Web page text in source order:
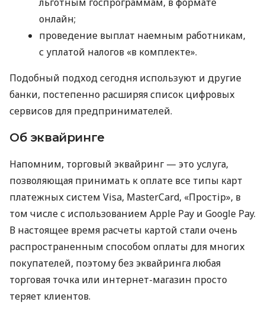
онлайн;
проведение выплат наемным работникам,
с уплатой налогов «в комплекте».
Подобный подход сегодня используют и другие
банки, постепенно расширяя список цифровых
сервисов для предпринимателей.
Об эквайринге
Напомним, торговый эквайринг — это услуга,
позволяющая принимать к оплате все типы карт
платежных систем Visa, MasterCard, «Простір», в
том числе с использованием Apple Pay и Google Pay.
В настоящее время расчеты картой стали очень
распространенным способом оплаты для многих
покупателей, поэтому без эквайринга любая
торговая точка или интернет-магазин просто
теряет клиентов.